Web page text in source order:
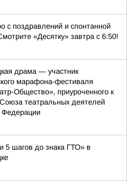
с поздравлений и спонтанной
«Десятку» завтра с 6:50!
драма — участник
марафона-фестиваля
Общество», приуроченного к
театральных деятелей
Федерации
5 шагов до знака ГТО» в